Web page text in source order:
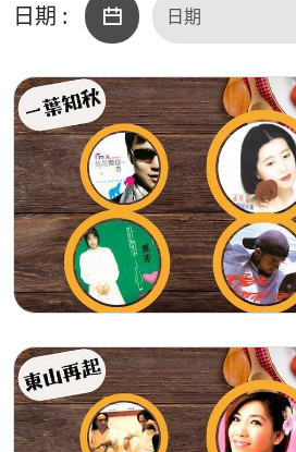
日期 :